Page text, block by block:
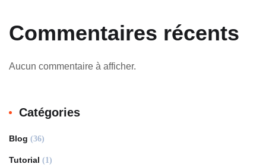
Commentaires récents
Aucun commentaire à afficher.
Catégories
Blog (36)
Tutorial (1)